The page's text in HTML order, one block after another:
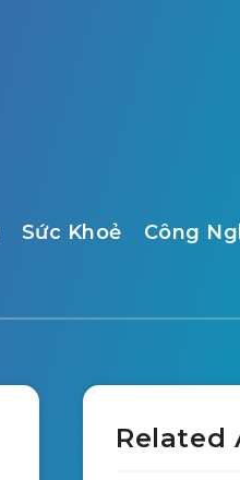
Sức Khoẻ Công
Related